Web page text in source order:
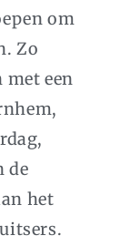
om
Zo
met een
de
het